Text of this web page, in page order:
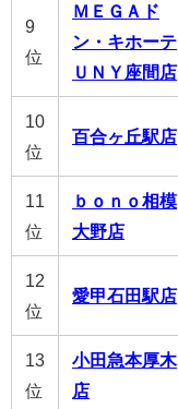
9
位
ＭＥＧＡド
ン・キホーテ
ＵＮＹ座間店
10
位
百合ヶ丘駅店
11
位
ｂｏｎｏ相模
大野店
12
位
愛甲石田駅店
13
位
小田急本厚木
店